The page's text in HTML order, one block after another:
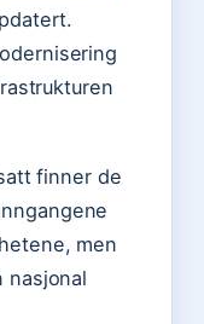
finner de
men
nasjonal